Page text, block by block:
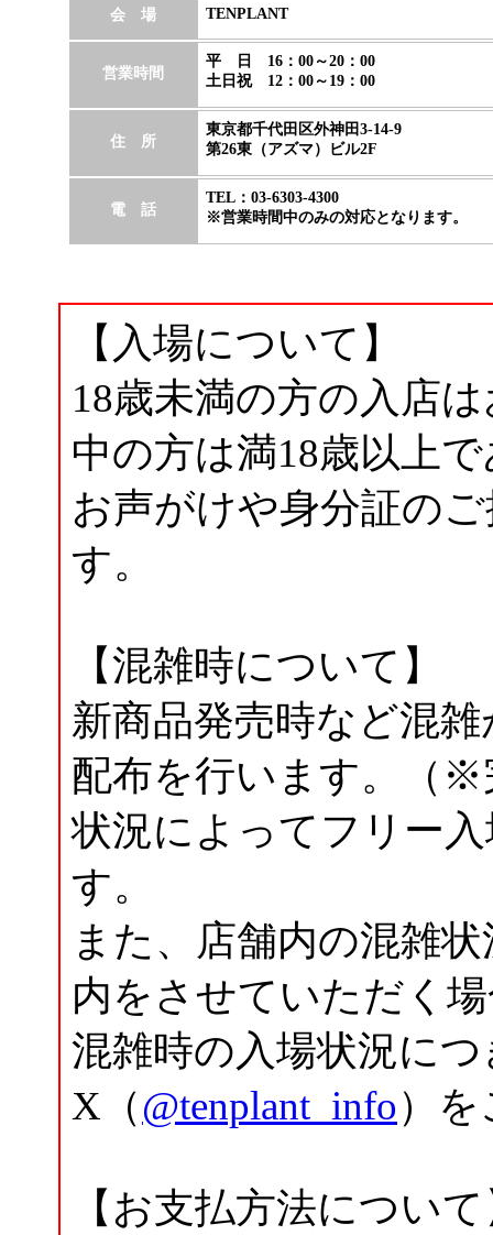
会 場 TENPLANT
営業時間
平 日 16：00～20：00
土日祝 12：00～19：00
住 所
東京都千代田区外神田3-14-9
第26東（アズマ）ビル2F
電 話
TEL：03-6303-4300
※営業時間中のみの対応となります。
【入場について】
18歳未満の方の入店
中の方は満18歳以上
お声がけや身分証の
す。
【混雑時について】
新商品発売時など混
配布を行います。（※
状況によってフリー
す。
また、店舗内の混雑
内をさせていただく
混雑時の入場状況に
X（@tenplant_info）
【お支払方法につい